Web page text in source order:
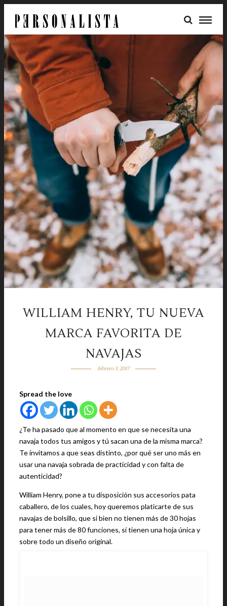
WILLIAM HENRY, TU NUEVA
MARCA FAVORITA DE
NAVAJAS
febrero 3, 2017
Spread the love
¿Te ha pasado que al momento en que se necesita una
navaja todos tus amigos y tú sacan una de la misma marca?
Te invitamos a que seas distinto, ¿por qué ser uno más en
usar una navaja sobrada de practicidad y con falta de
autenticidad?
William Henry, pone a tu disposición sus accesorios pata
caballero, de los cuales, hoy queremos platicarte de sus
navajas de bolsillo, que si bien no tienen más de 30 hojas
para tener más de 80 funciones, sí tienen una hoja única y
sobre todo un diseño original.